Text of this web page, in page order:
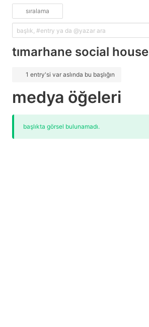
sıralama
tımarhane social house
1 entry'si var aslında bu başlığın
medya öğeleri
başlıkta görsel bulunamadı.